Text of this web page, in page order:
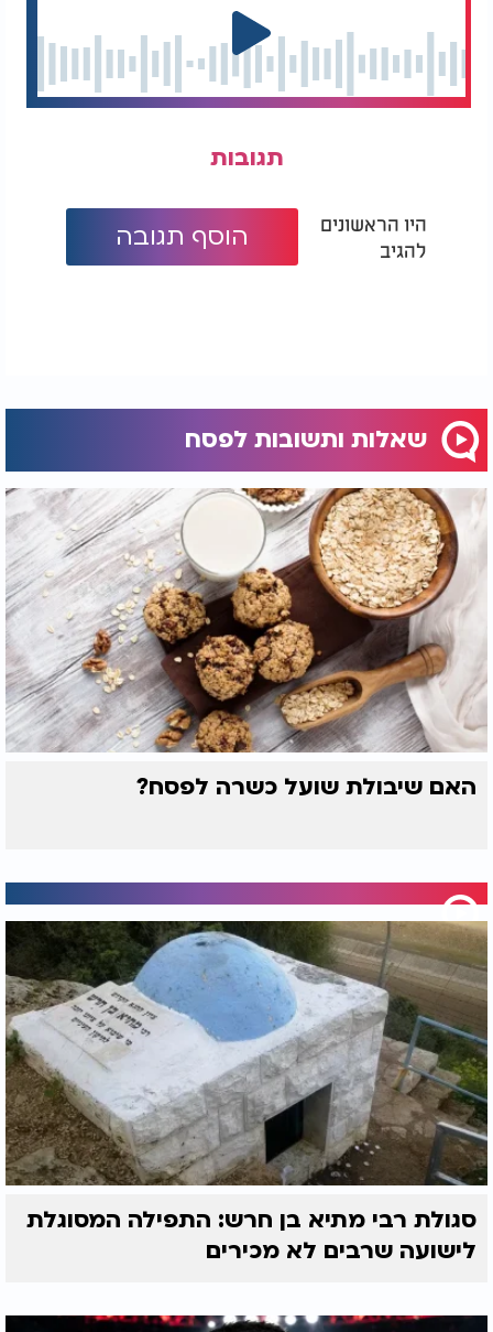
תגובות
היו הראשונים
להגיב
הוסף תגובה
שאלות ותשובות לפסח
האם שיבולת שועל כשרה לפסח?
סגולת רבי מתיא בן חרש: התפילה המסוגלת
לישועה שרבים לא מכירים